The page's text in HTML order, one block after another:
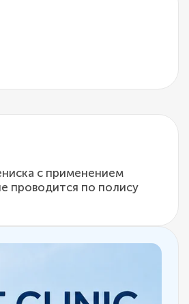
с применением
проводится по полису